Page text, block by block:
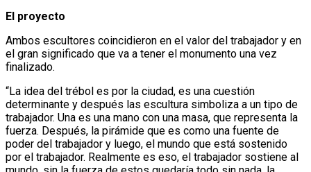
El proyecto
Ambos escultores coincidieron en el valor del trabajador y en
el gran significado que va a tener el monumento una vez
finalizado.
“La idea del trébol es por la ciudad, es una cuestión
determinante y después las escultura simboliza a un tipo de
trabajador. Una es una mano con una masa, que representa la
fuerza. Después, la pirámide que es como una fuente de
poder del trabajador y luego, el mundo que está sostenido
por el trabajador. Realmente es eso, el trabajador sostiene al